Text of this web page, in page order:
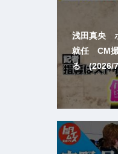
浅田真央
就任 CM撮
る (2026/